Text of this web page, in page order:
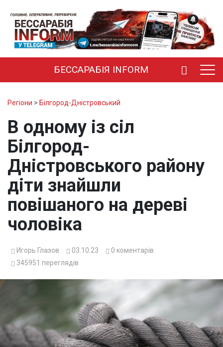
БЕССАРАБІЯ INFORM
Регіони > Білгород-Дністровський
В одному із сіл
Білгород-
Дністровського району
діти знайшли
повішаного на дереві
чоловіка
Игорь Глазов 03.10.23 0 коментарів
345951 переглядів